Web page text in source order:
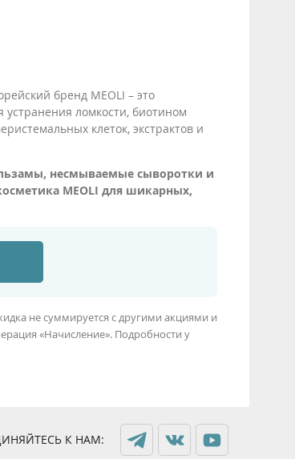
бренд MEOLI – это
ломкости, биотином
клеток, экстрактов и
несмываемые сыворотки и
MEOLI для шикарных,
не суммируется с другими акциями и
«Начисление». Подробности у
К НАМ: